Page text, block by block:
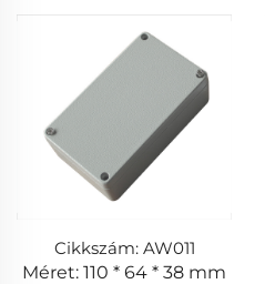
Cikkszám: AW011
Méret: 110 * 64 * 38 mm